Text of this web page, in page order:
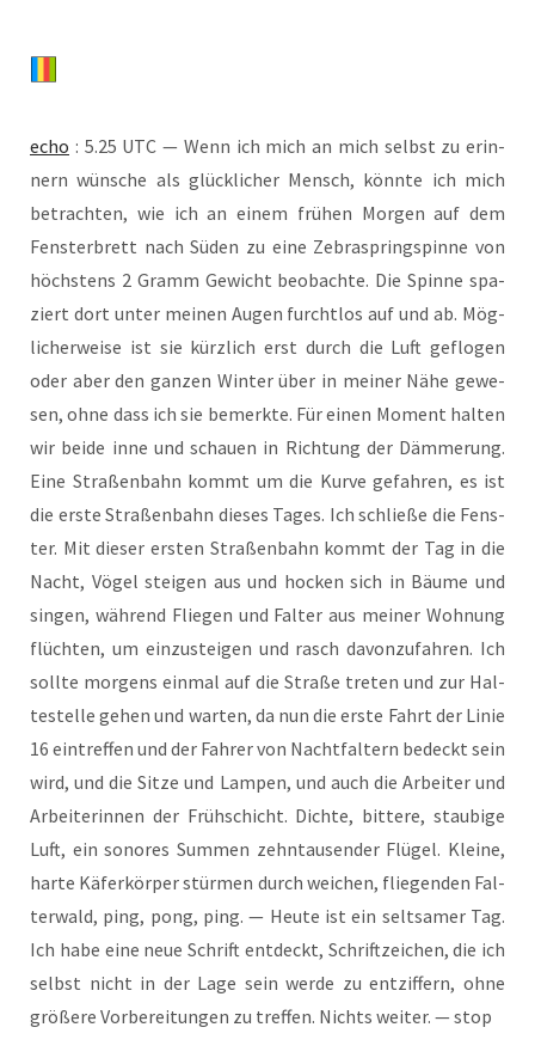
echo : 5.25 UTC — Wenn ich mich an mich selbst zu erin­
nern wün­sche als glück­li­cher Mensch, könn­te ich mich
betrach­ten, wie ich an einem frü­hen Mor­gen auf dem
Fens­ter­brett nach Süden zu eine Zebra­spring­spin­ne von
höchs­tens 2 Gramm Gewicht beob­ach­te. Die Spin­ne spa­
ziert dort unter mei­nen Augen furcht­los auf und ab. Mög­
li­cher­wei­se ist sie kürz­lich erst durch die Luft geflo­gen
oder aber den gan­zen Win­ter über in mei­ner Nähe gewe­
sen, ohne dass ich sie bemerk­te. Für einen Moment hal­ten
wir bei­de inne und schau­en in Rich­tung der Däm­me­rung.
Eine Stra­ßen­bahn kommt um die Kur­ve gefah­ren, es ist
die ers­te Stra­ßen­bahn die­ses Tages. Ich schlie­ße die Fens­
ter. Mit die­ser ers­ten Stra­ßen­bahn kommt der Tag in die
Nacht, Vögel stei­gen aus und hocken sich in Bäu­me und
sin­gen, wäh­rend Flie­gen und Fal­ter aus mei­ner Woh­nung
flüch­ten, um ein­zu­stei­gen und rasch davon­zu­fah­ren. Ich
soll­te mor­gens ein­mal auf die Stra­ße tre­ten und zur Hal­
te­stel­le gehen und war­ten, da nun die ers­te Fahrt der Linie
16 ein­tref­fen und der Fah­rer von Nacht­fal­tern bedeckt sein
wird, und die Sit­ze und Lam­pen, und auch die Arbei­ter und
Arbei­te­rin­nen der Früh­schicht. Dich­te, bit­te­re, stau­bi­ge
Luft, ein sono­res Sum­men zehn­tau­sen­der Flü­gel. Klei­ne,
har­te Käfer­kör­per stür­men durch wei­chen, flie­gen­den Fal­
ter­wald, ping, pong, ping. — Heu­te ist ein selt­sa­mer Tag.
Ich habe eine neue Schrift ent­deckt, Schrift­zei­chen, die ich
selbst nicht in der Lage sein wer­de zu ent­zif­fern, ohne
grö­ße­re Vor­be­rei­tun­gen zu tref­fen. Nichts wei­ter. — stop